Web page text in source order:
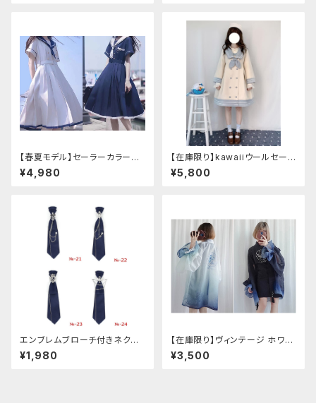
【春夏モデル】セーラーカラープ
リーツワンピース
¥4,980
【在庫限り】kawaiiウールセーラ
ージャケット(胸元リボン付き) M
サイズ
¥5,800
エンブレムブローチ付きネクタ
イ(ネイビー)
¥1,980
【在庫限り】ヴィンテージ ホワイ
トタイガー チョンサム ショートス
リーブ
¥3,500